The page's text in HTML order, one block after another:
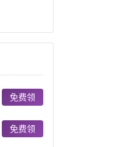
免费领
免费领